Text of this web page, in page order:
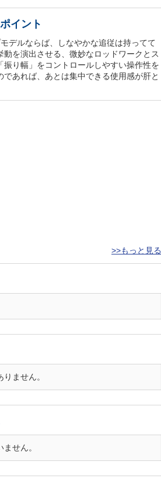
イント
デルならば、しなやかな追従は持ってて
を演出させる、微妙なロッドワークとス
り幅」をコントロールしやすい操作性を
あれば、あとは集中できる使用感が肝と
>>もっと見る
ません。
せん。